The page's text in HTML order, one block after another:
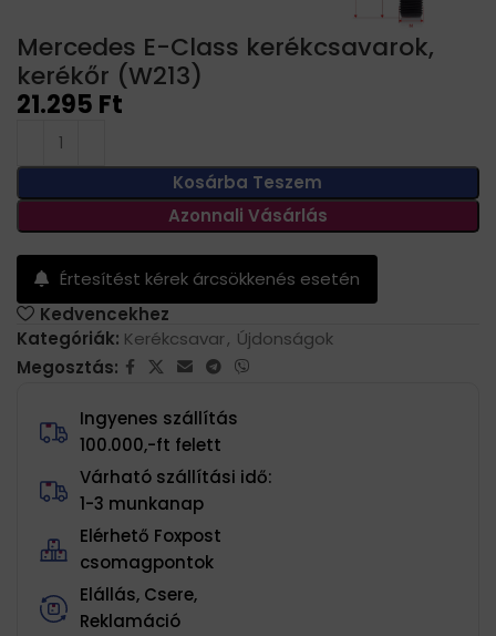
Mercedes E-Class kerékcsavarok,
kerékőr (W213)
21.295 Ft
Kosárba Teszem
Azonnali Vásárlás
Értesítést kérek árcsökkenés esetén
Kedvencekhez
Kategóriák: Kerékcsavar, Újdonságok
Megosztás:
Ingyenes szállítás
100.000,-ft felett
Várható szállítási idő:
1-3 munkanap
Elérhető Foxpost
csomagpontok
Elállás, Csere,
Reklamáció